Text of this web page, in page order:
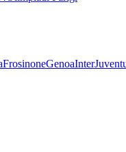
FrosinoneGenoaInter